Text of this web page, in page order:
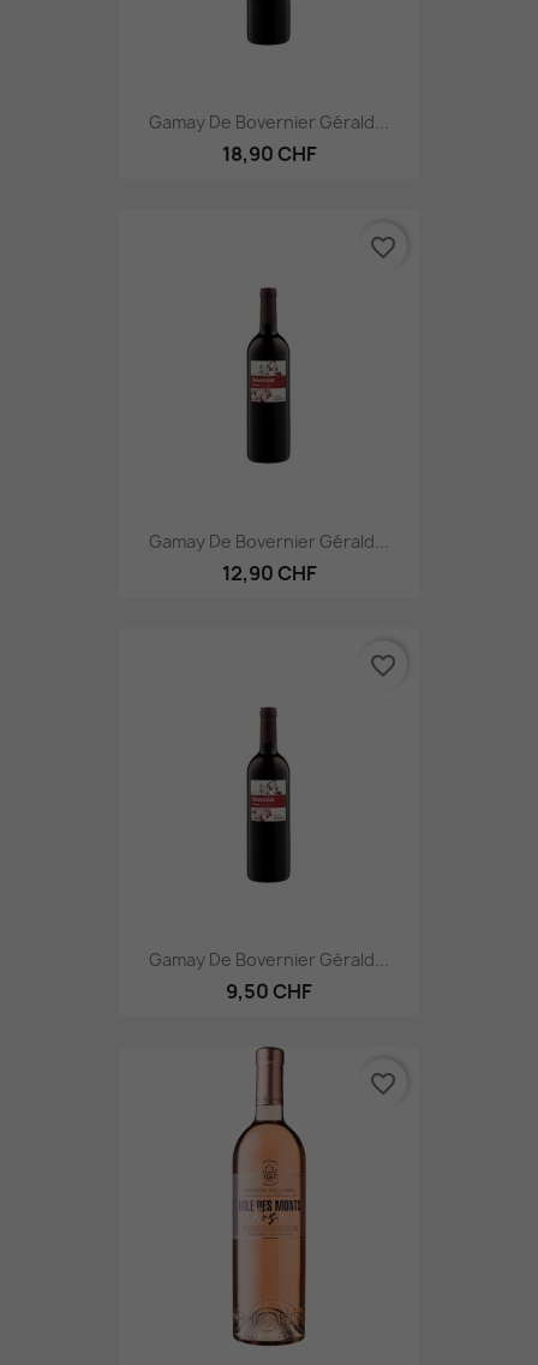
Gamay De Bovernier Gérald...
18,90 CHF
Gamay De Bovernier Gérald...
12,90 CHF
favorite_border
Gamay De Bovernier Gérald...
9,50 CHF
favorite_border
favorite_border